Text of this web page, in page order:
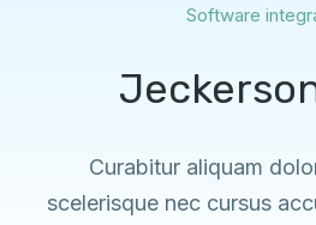
Software
Curabitur aliquam
scelerisque nec cursus